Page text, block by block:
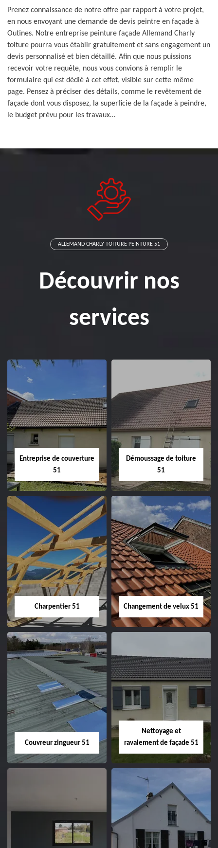
Prenez connaissance de notre offre par rapport à votre projet,
en nous envoyant une demande de devis peintre en façade à
Outines. Notre entreprise peinture façade Allemand Charly
toiture pourra vous établir gratuitement et sans engagement un
devis personnalisé et bien détaillé. Afin que nous puissions
recevoir votre requête, nous vous convions à remplir le
formulaire qui est dédié à cet effet, visible sur cette même
page. Pensez à préciser des détails, comme le revêtement de
façade dont vous disposez, la superficie de la façade à peindre,
le budget prévu pour les travaux…
ALLEMAND CHARLY TOITURE PEINTURE 51
Découvrir nos
services
Entreprise de couverture
51
Entreprise de
couverture 51
Démoussage de toiture
51
Démoussage de
toiture 51
Charpentier 51
Charpentier 51
Changement de velux 51
Changement de
velux 51
Couvreur zingueur 51
51
Nettoyage et
ravalement de façade 51
Nettoyage et
ravalement de
façade 51